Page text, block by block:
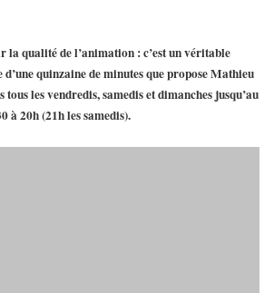
laqualité de l’animation : c’est un véritable
quinzaine de minutes que proposeMathieu
tous les vendredis, samedis et dimanches jusqu’au
à 20h (21h les samedis).